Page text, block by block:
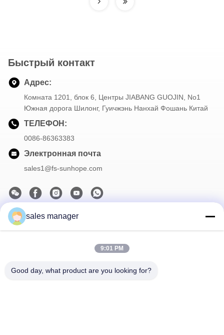
Быстрый контакт
Адрес:
Комната 1201, блок 6, Центры JIABANG GUOJIN, No1
Южная дорога Шилонг, Гуичжэнь Нанхай Фошань Китай
ТЕЛЕФОН:
0086-86363383
Электронная почта
sales1@fs-sunhope.com
Наша рассылка
получения скидок и прочего.
sales manager
9:01 PM
Good day, what product are you looking for?